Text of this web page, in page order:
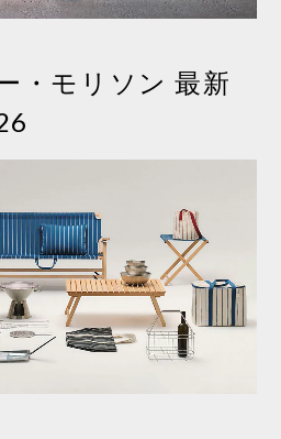
・モリソン 最新